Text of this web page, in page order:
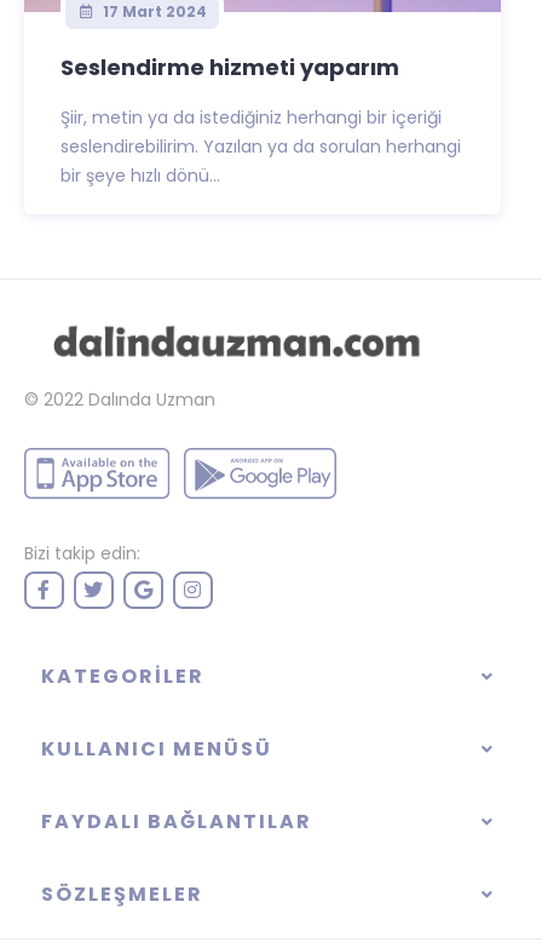
17 Mart 2024
Seslendirme hizmeti yaparım
Şiir, metin ya da istediğiniz herhangi bir içeriği
seslendirebilirim. Yazılan ya da sorulan herhangi
bir şeye hızlı dönü...
© 2022 Dalında Uzman
Bizi takip edin:
KATEGORILER
KULLANICI MENÜSÜ
FAYDALI BAĞLANTILAR
SÖZLEŞMELER